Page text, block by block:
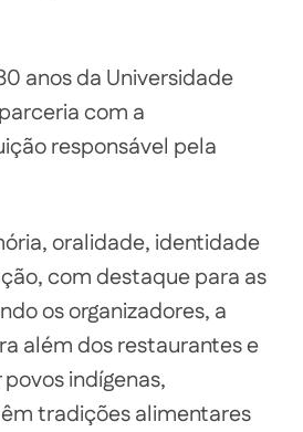
anos da Universidade
com a
responsável pela
oralidade, identidade
com destaque para as
os organizadores, a
além dos restaurantes e
indígenas,
tradições alimentares